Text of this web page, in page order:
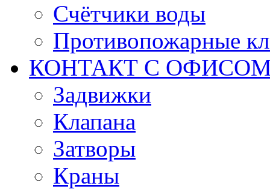
Счётчики воды
Противопожарные
КОНТАКТ С ОФИСОМ
Задвижки
Клапана
Затворы
Краны